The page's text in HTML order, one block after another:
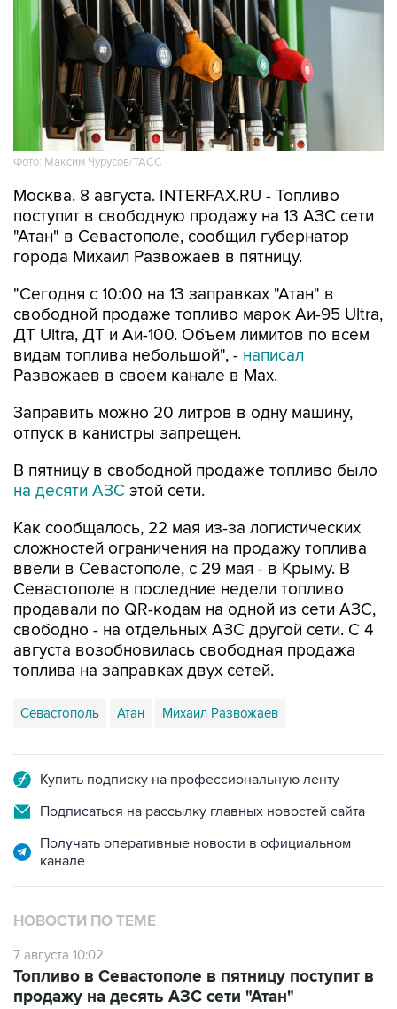
Фото: Максим Чурусов/ТАСС
Москва. 8 августа. INTERFAX.RU - Топливо
поступит в свободную продажу на 13 АЗС сети
"Атан" в Севастополе, сообщил губернатор
города Михаил Развожаев в пятницу.
"Сегодня с 10:00 на 13 заправках "Атан" в
свободной продаже топливо марок Аи-95 Ultra,
ДТ Ultra, ДТ и Аи-100. Объем лимитов по всем
видам топлива небольшой", - написал
Развожаев в своем канале в Max.
Заправить можно 20 литров в одну машину,
отпуск в канистры запрещен.
В пятницу в свободной продаже топливо было
на десяти АЗС этой сети.
Как сообщалось, 22 мая из-за логистических
сложностей ограничения на продажу топлива
ввели в Севастополе, с 29 мая - в Крыму. В
Севастополе в последние недели топливо
продавали по QR-кодам на одной из сети АЗС,
свободно - на отдельных АЗС другой сети. С 4
августа возобновилась свободная продажа
топлива на заправках двух сетей.
Севастополь Атан Михаил Развожаев
Купить подписку на профессиональную ленту
Подписаться на рассылку главных новостей сайта
Получать оперативные новости в официальном
канале
НОВОСТИ ПО ТЕМЕ
7 августа 10:02
Топливо в Севастополе в пятницу поступит в
продажу на десять АЗС сети "Атан"